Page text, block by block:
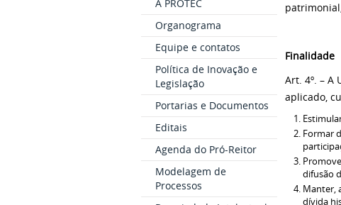
A PROTEC
Organograma
Equipe e contatos
Política de Inovação e
Legislação
Portarias e Documentos
Editais
Agenda do Pró-Reitor
Modelagem de
Processos
Finalidade
Art. 4º. –
aplicado,
Formar
difusão
Manter,
dívida